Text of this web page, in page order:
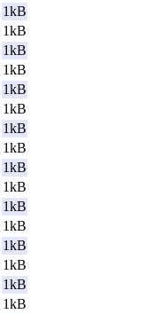
1kB
1kB
1kB
1kB
1kB
1kB
1kB
1kB
1kB
1kB
1kB
1kB
1kB
1kB
1kB
1kB